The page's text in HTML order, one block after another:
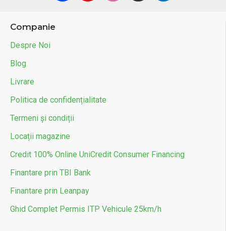
Companie
Despre Noi
Blog
Livrare
Politica de confidențialitate
Termeni și condiții
Locații magazine
Credit 100% Online UniCredit Consumer Financing
Finantare prin TBI Bank
Finantare prin Leanpay
Ghid Complet Permis ITP Vehicule 25km/h